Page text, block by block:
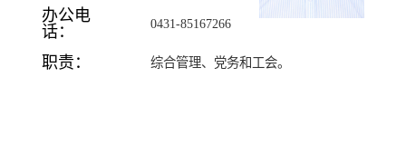
办公电
话：
0431-85167266
职责： 综合管理、党务和工会。